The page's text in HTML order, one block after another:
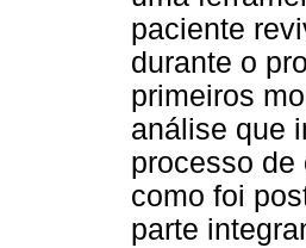
paciente
durante o
primeiros
análise que
processo
como foi
parte